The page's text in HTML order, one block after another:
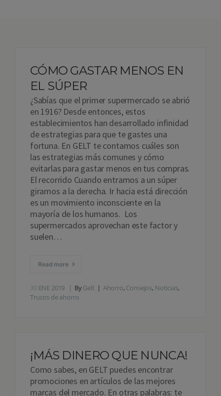
CÓMO GASTAR MENOS EN
EL SÚPER
¿Sabías que el primer supermercado se abrió
en 1916? Desde entonces, estos
establecimientos han desarrollado infinidad
de estrategias para que te gastes una
fortuna. En GELT te contamos cuáles son
las estrategias más comunes y cómo
evitarlas para gastar menos en tus compras.
El recorrido Cuando entramos a un súper
giramos a la derecha. Ir hacia está dirección
es un movimiento inconsciente en la
mayoría de los humanos. Los
supermercados aprovechan este factor y
suelen…
Read more
30 ENE 2019 ByGelt Ahorro, Consejos, Noticias,
Trucos de ahorro
¡MÁS DINERO QUE NUNCA!
Como sabes, en GELT puedes encontrar
promociones en artículos de las mejores
marcas del mercado. En otras palabras: te